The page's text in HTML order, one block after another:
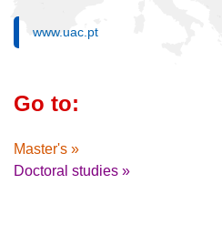
www.uac.pt
Go to:
Master's »
Doctoral studies »